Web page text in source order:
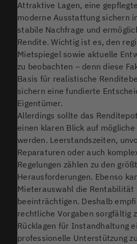
Attraktive Lagen, eine
moderne Ausstattung sichern
stabile Nachfrage und
Rendite. Wichtig ist es, den
Mietspiegel sowie aktuelle
zu beobachten – denn diese
Basis für realistische
sichern eine fundierte
Eigentümer.
Allerdings sollte das
einen klaren Blick auf
werden. Leerstandszeiten,
Reparaturen oder auch
Regelungen zählen zu den
Herausforderungen. Ebenso
Mieterauswahl die Rentabilität
beeinträchtigen. Deshalb
rechtliche Vorgaben sorgfältig
Rücklagen für Instandhaltung
professionelle Unterstützung